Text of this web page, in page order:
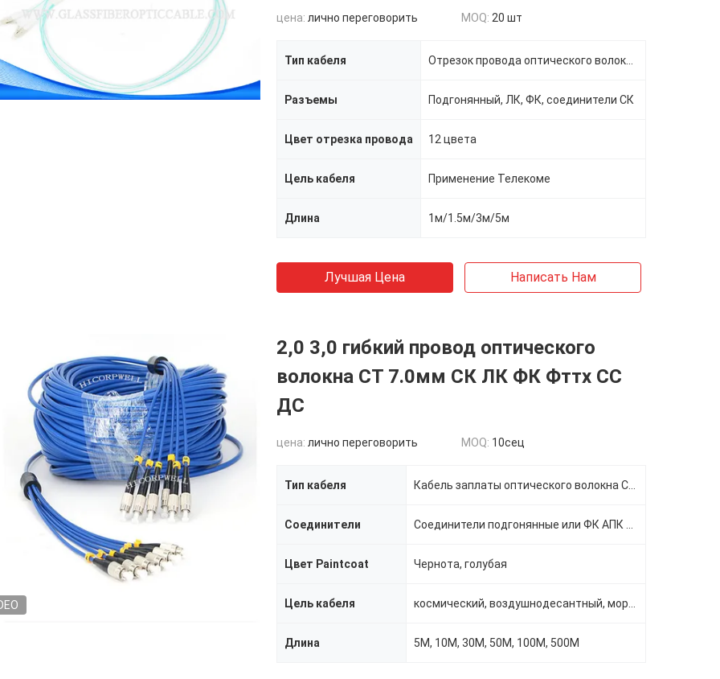
цена: лично переговорить MOQ: 20 шт
Тип кабеля
Разъемы Подгонянный, ЛК, ФК, соединители СК
Цвет отрезка провода 12 цвета
Цель кабеля Применение Телекоме
Длина 1м/1.5м/3м/5м
Лучшая Цена Написать Нам
2,0 3,0 гибкий провод оптического
волокна СТ 7.0мм СК ЛК ФК Фттх СС
ДС
цена: лично переговорить MOQ: 10сец
Тип кабеля
Соединители
Цвет Paintcoat Чернота, голубая
Цель кабеля
Длина 5М, 10М, 30М, 50М, 100М, 500М